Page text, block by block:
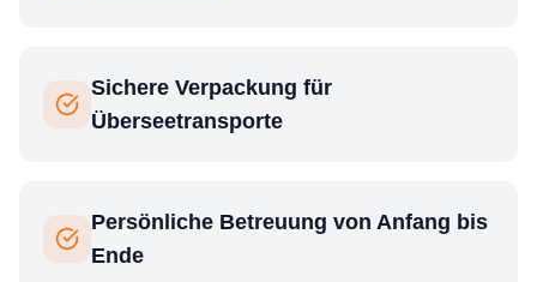
Sichere Verpackung für
Überseetransporte
Persönliche Betreuung von Anfang bis
Ende